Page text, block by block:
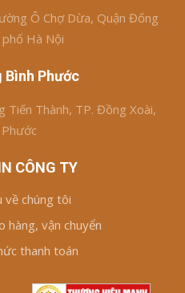
Ô Chợ Dừa, Quận Đống
Hà Nội
Bình Phước
Tiến Thành, TP. Đồng Xoài,
Phước
CÔNG TY
về chúng tôi
hàng, vận chuyển
thanh toán